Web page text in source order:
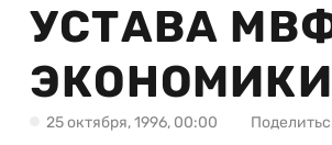
УСТАВА
25 октября, 1996, 00:00